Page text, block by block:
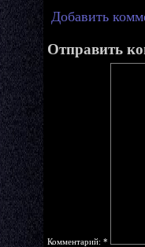
Добавить
Отправить
Комментарий: *